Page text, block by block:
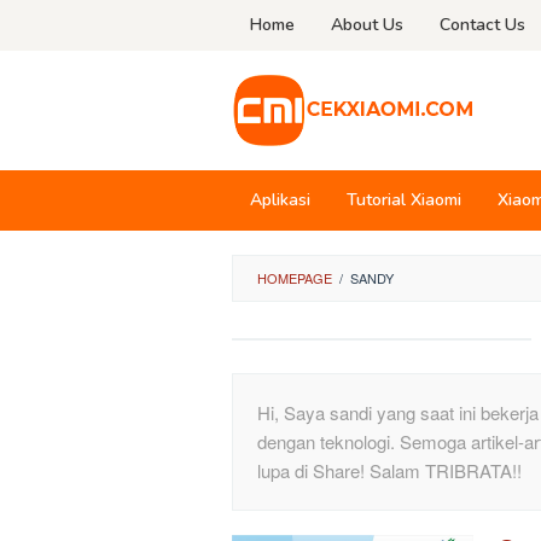
Home About Us Contact Us
Aplikasi Tutorial Xiaomi
HOMEPAGE / SANDY
Hi, Saya sandi yang saat ini
dengan teknologi. Semoga artikel-
lupa di Share! Salam TRIBRATA!!